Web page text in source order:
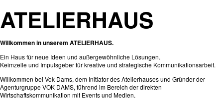
ATELIERHAUS
Willkommen in unserem ATELIERHAUS.
Ein Haus für neue Ideen und außergewöhnliche Lösungen.
Keimzelle und Impulsgeber für kreative und strategische Kommunikationsarbeit.
Willkommen bei Vok Dams, dem Initiator des Atelierhauses und Gründer der
Agenturgruppe VOK DAMS, führend im Bereich der direkten
Wirtschaftskommunikation mit Events und Medien.